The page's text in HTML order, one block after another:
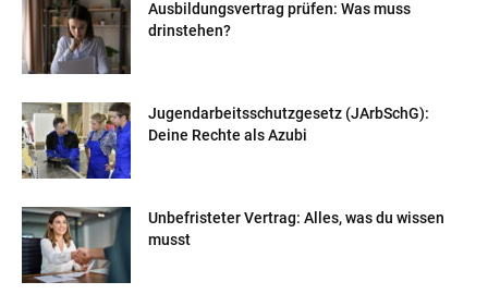
Ausbildungsvertrag prüfen: Was muss
drinstehen?
Jugendarbeitsschutzgesetz (JArbSchG):
Deine Rechte als Azubi
Unbefristeter Vertrag: Alles, was du wissen
musst